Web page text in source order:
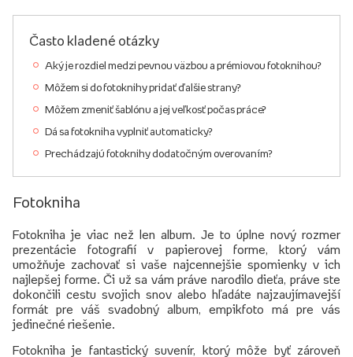
Často kladené otázky
Aký je rozdiel medzi pevnou väzbou a prémiovou fotoknihou?
Môžem si do fotoknihy pridať ďalšie strany?
Môžem zmeniť šablónu a jej veľkosť počas práce?
Dá sa fotokniha vyplniť automaticky?
Prechádzajú fotoknihy dodatočným overovaním?
Fotokniha
Fotokniha je viac než len album. Je to úplne nový rozmer
prezentácie fotografií v papierovej forme, ktorý vám
umožňuje zachovať si vaše najcennejšie spomienky v ich
najlepšej forme. Či už sa vám práve narodilo dieťa, práve ste
dokončili cestu svojich snov alebo hľadáte najzaujímavejší
formát pre váš svadobný album, empikfoto má pre vás
jedinečné riešenie.
Fotokniha je fantastický suvenír, ktorý môže byť zároveň